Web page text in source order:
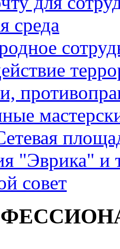
среда
"Эврика" и
совет